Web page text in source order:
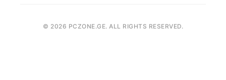
© 2026 PCZONE.GE. ALL RIGHTS RESERVED.